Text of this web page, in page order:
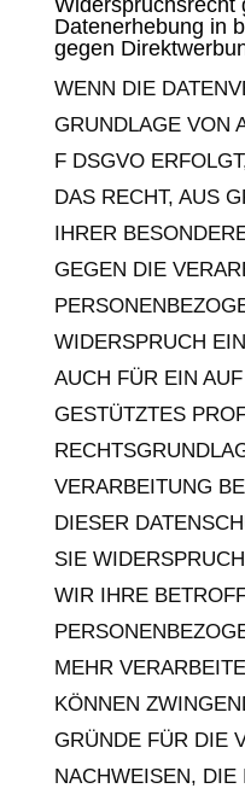
Widerspruchsrecht
Datenerhebung in
gegen
WENN DIE
GRUNDLAGE VON
F DSGVO
DAS RECHT, AUS
IHRER
GEGEN DIE
WIDERSPRUCH
AUCH FÜR EIN
GESTÜTZTES
VERARBEITUNG
DIESER
SIE
WIR IHRE
MEHR
KÖNNEN
GRÜNDE FÜR DIE
NACHWEISEN, DIE